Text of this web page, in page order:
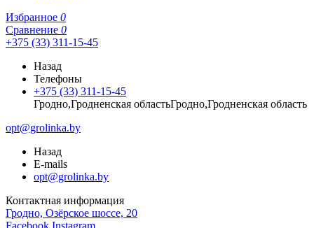
Избранное 0
Сравнение 0
+375 (33) 311-15-45
Назад
Телефоны
+375 (33) 311-15-45
Гродно,Гродненская областьГродно,Гродненская область
opt@grolinka.by
Назад
E-mails
opt@grolinka.by
Контактная информация
Гродно, Озёрское шоссе, 20
Facebook Instagram